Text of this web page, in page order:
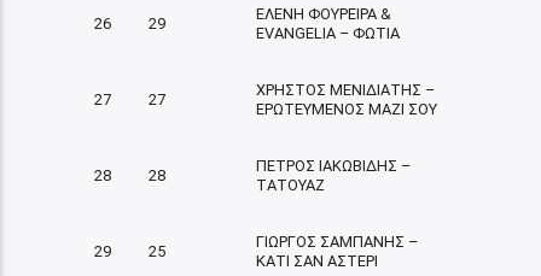
26 29
ΕΛΕΝΗ ΦΟΥΡΕΙΡΑ &
EVANGELIA – ΦΩΤΙΑ
27 27
ΧΡΗΣΤΟΣ ΜΕΝΙΔΙΑΤΗΣ –
ΕΡΩΤΕΥΜΕΝΟΣ ΜΑΖΙ ΣΟΥ
28 28
ΠΕΤΡΟΣ ΙΑΚΩΒΙΔΗΣ –
ΤΑΤΟΥΑΖ
29 25
ΓΙΩΡΓΟΣ ΣΑΜΠΑΝΗΣ –
ΚΑΤΙ ΣΑΝ ΑΣΤΕΡΙ